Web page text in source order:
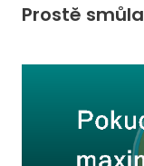
Prostě smůla